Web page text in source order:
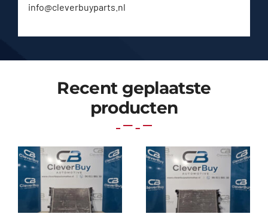
info@cleverbuyparts.nl
Recent geplaatste
producten